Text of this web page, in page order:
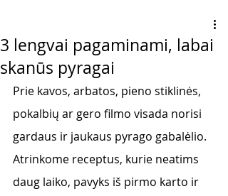
3 lengvai pagaminami, labai
skanūs pyragai
Prie kavos, arbatos, pieno stiklinės,
pokalbių ar gero filmo visada norisi
gardaus ir jaukaus pyrago gabalėlio.
Atrinkome receptus, kurie neatims
daug laiko, pavyks iš pirmo karto ir